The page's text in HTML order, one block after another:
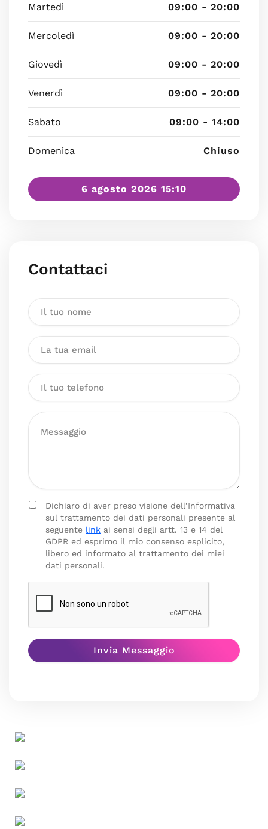
Martedì 09:00 - 20:00
Mercoledì 09:00 - 20:00
Giovedì 09:00 - 20:00
Venerdì 09:00 - 20:00
Sabato 09:00 - 14:00
Domenica Chiuso
6 agosto 2026 15:10
Contattaci
Dichiaro di aver preso visione dell’Informativa
sul trattamento dei dati personali presente al
seguente link ai sensi degli artt. 13 e 14 del
GDPR ed esprimo il mio consenso esplicito,
libero ed informato al trattamento dei miei
dati personali.